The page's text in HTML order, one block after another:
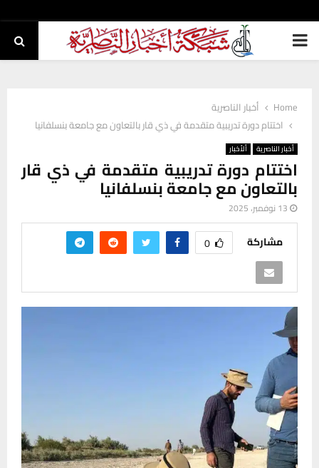
PRIMARY
Home
أخبار الناصرية
اختتام دورة تدريبية متقدمة في ذي قار بالتعاون مع جامعة بنسلفانيا
أخبار الناصرية ألأخبار
اختتام دورة تدريبية متقدمة في ذي قار
بالتعاون مع جامعة بنسلفانيا
13 نوفمبر، 2025
مشاركة 0